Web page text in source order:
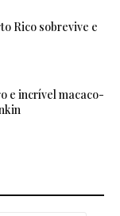
Rico sobrevive e
e incrível macaco-